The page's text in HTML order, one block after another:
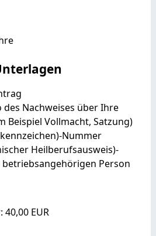
des Nachweises über Ihre
Beispiel Vollmacht, Satzung)
Nummer
Heilberufsausweis)-
Person
EUR